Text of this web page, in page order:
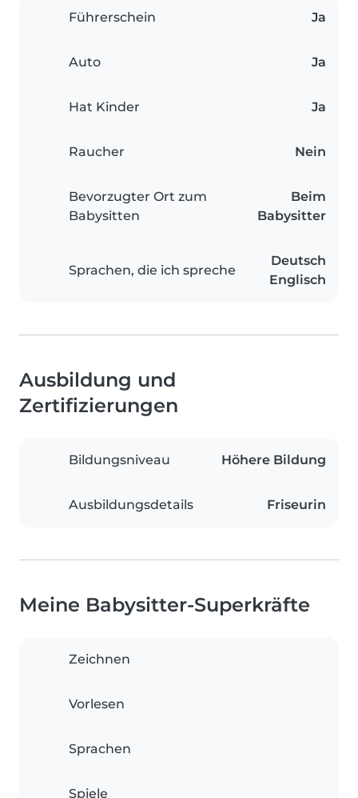
Führerschein Ja
Auto Ja
Hat Kinder Ja
Raucher Nein
Bevorzugter Ort zum
Babysitten
Beim
Babysitter
Sprachen, die ich spreche
Deutsch
Englisch
Ausbildung und
Zertifizierungen
Bildungsniveau Höhere Bildung
Ausbildungsdetails Friseurin
Meine Babysitter-Superkräfte
Zeichnen
Vorlesen
Sprachen
Spiele